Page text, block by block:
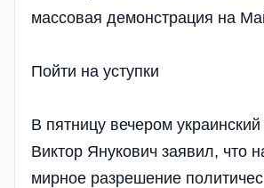
массовая демонстрация на
Пойти на уступки
В пятницу вечером
Виктор Янукович заявил, что
мирное разрешение